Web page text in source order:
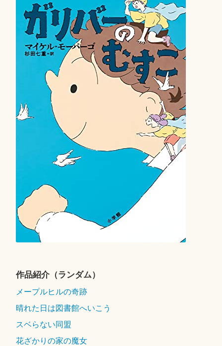
ン
作品紹介（ランダム）
メープルヒルの奇跡
晴れた日は図書館へいこう
スベらない同盟
花ざかりの家の魔女